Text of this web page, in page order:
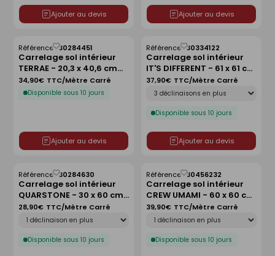
Ajouter au devis Ajouter au devis
Carrelage sol intérieur
TERRAE - 20,3 x 40,6 cm
ép.9 mm - orvieto
Référence :30284451
Disponible sous 10 jours
34,90€ TTC/Mètre Carré
Ajouter au devis
Enregistrer
comme
liste
Carrelage sol intérieur
IT'S DIFFERENT - 61 x 61 cm
ép.9 mm - nickel chrome
Référence :30334122
Disponible sous 10 jours
37,90€ TTC/Mètre Carré
Ajouter au devis
Enregistrer
comme
liste
Carrelage sol intérieur
QUARSTONE - 30 x 60 cm
ép.9 mm - gris
Référence :30284630
Disponible sous 10 jours
28,90€ TTC/Mètre Carré
Enregistrer
comme
liste
Carrelage sol intérieur
CREW UMAMI - 60 x 60 cm
ép.10mm - almond
Référence :30456232
Disponible sous 10 jours
39,90€ TTC/Mètre Carré
Enregistrer
comme
liste